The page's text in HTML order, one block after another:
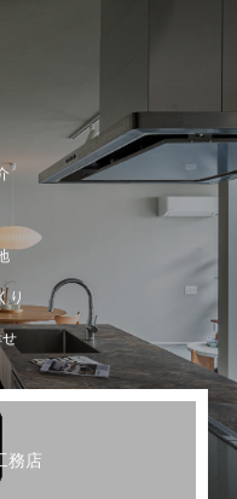
り
務店